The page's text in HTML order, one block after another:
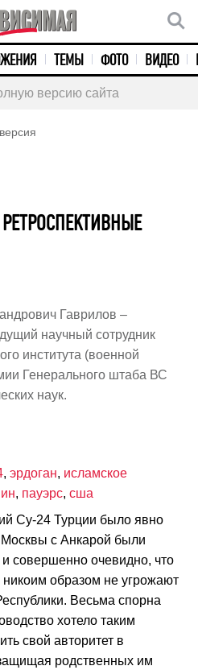
ТЕМЫ ФОТО ВИДЕО
версию сайта
Гаврилов –
научный сотрудник
института (военной
Генерального штаба ВС
наук.
, эрдоган, исламское
, пауэрс, сша
Су-24 Турции было явно
с Анкарой были
совершенно очевидно, что
образом не угрожают
Весьма спорна
хотело таким
свой авторитет в
родственных им